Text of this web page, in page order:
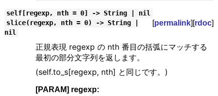
self[regexp, nth = 0] -> String | nil
[permalink][rdoc]
slice(regexp, nth = 0) -> String |
nil
正規表現 regexp の nth 番目の括弧にマッチする
最初の部分文字列を返します。
(self.to_s[regexp, nth] と同じです。)
[PARAM] regexp: